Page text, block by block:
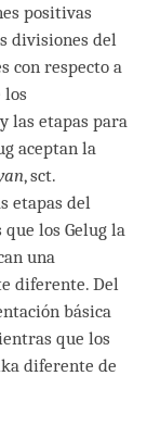
positivas
divisiones del
con respecto a
los
las etapas para
aceptan la
, sct.
etapas del
los Gelug la
una
diferente. Del
básica
que los
diferente de